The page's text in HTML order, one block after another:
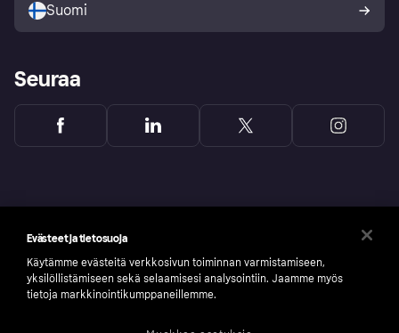
Suomi
Seuraa
Evästeet ja tietosuoja
Käytämme evästeitä verkkosivun toiminnan varmistamiseen,
yksilöllistämiseen sekä selaamisesi analysointiin. Jaamme myös
tietoja markkinointikumppaneillemme.